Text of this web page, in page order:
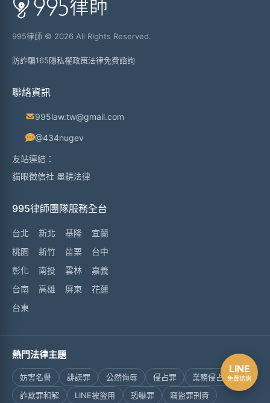
995律師 © 2026 All Rights Reserved.
防詐騙165隱私權政策法律免費諮詢
聯絡資訊
995law.tw@gmail.com
@434nugev
友站連結：
貓眼徵信社 墨耕法律
995律師團隊服務全台
台北 新北 基隆
宜蘭
桃園
新竹 苗栗
台中
彰化
南投 雲林
嘉義
台南
高雄 屏東
花蓮
台東
熱門法律主題
妨害名譽 誹謗罪 公然侮辱 侵占罪
業務侵占罪
詐欺罪和解
LINE被盜用 恐嚇罪 竊盜罪刑責
LINE
免費諮詢